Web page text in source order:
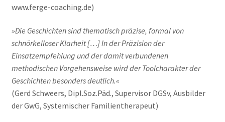
www.ferge-coaching.de)
»Die Geschichten sind thematisch präzise, formal von
schnörkelloser Klarheit […] In der Präzision der
Einsatzempfehlung und der damit verbundenen
methodischen Vorgehensweise wird der Toolcharakter der
Geschichten besonders deutlich.«
(Gerd Schweers, Dipl.Soz.Päd., Supervisor DGSv, Ausbilder
der GwG, Systemischer Familientherapeut)